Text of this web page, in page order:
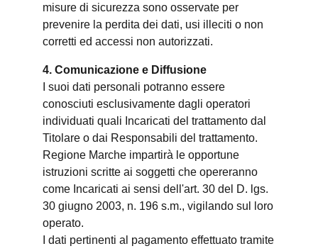
misure di sicurezza sono osservate per
prevenire la perdita dei dati, usi illeciti o non
corretti ed accessi non autorizzati.
4. Comunicazione e Diffusione
I suoi dati personali potranno essere
conosciuti esclusivamente dagli operatori
individuati quali Incaricati del trattamento dal
Titolare o dai Responsabili del trattamento.
Regione Marche impartirà le opportune
istruzioni scritte ai soggetti che opereranno
come Incaricati ai sensi dell'art. 30 del D. lgs.
30 giugno 2003, n. 196 s.m., vigilando sul loro
operato.
I dati pertinenti al pagamento effettuato tramite